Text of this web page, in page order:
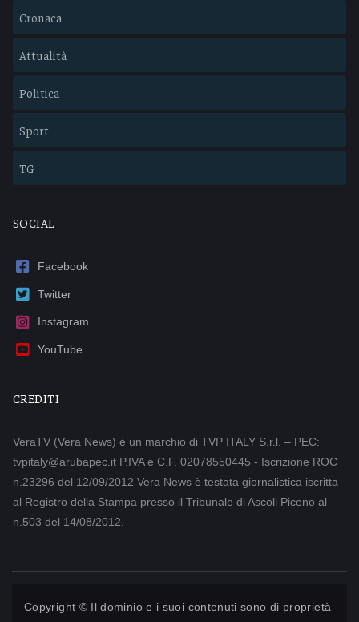
Cronaca
Attualità
Politica
Sport
TG
SOCIAL
Facebook
Twitter
Instagram
YouTube
CREDITI
VeraTV (Vera News) è un marchio di TVP ITALY S.r.l. – PEC:
tvpitaly@arubapec.it P.IVA e C.F. 02078550445 - Iscrizione ROC
n.23296 del 12/09/2012 Vera News è testata giornalistica iscritta
al Registro della Stampa presso il Tribunale di Ascoli Piceno al
n.503 del 14/08/2012.
Copyright © Il dominio e i suoi contenuti sono di proprietà